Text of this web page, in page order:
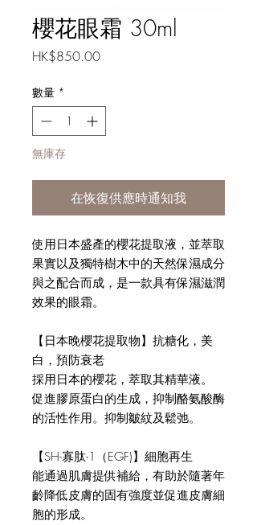
櫻花眼霜 30ml
HK$850.00價
數量 *
無庫存
在恢復供應時通知我
使用日本盛產的櫻花提取液，並萃取
果實以及獨特樹木中的天然保濕成分
與之配合而成，是一款具有保濕滋潤
效果的眼霜。
【日本晚櫻花提取物】抗糖化，美
白，預防衰老
採用日本的櫻花，萃取其精華液。
促進膠原蛋白的生成，抑制酪氨酸酶
的活性作用。抑制皺紋及鬆弛。
【SH-寡肽-1（EGF)】細胞再生
能通過肌膚提供補給，有助於隨著年
齡降低皮膚的固有強度並促進皮膚細
胞的形成。